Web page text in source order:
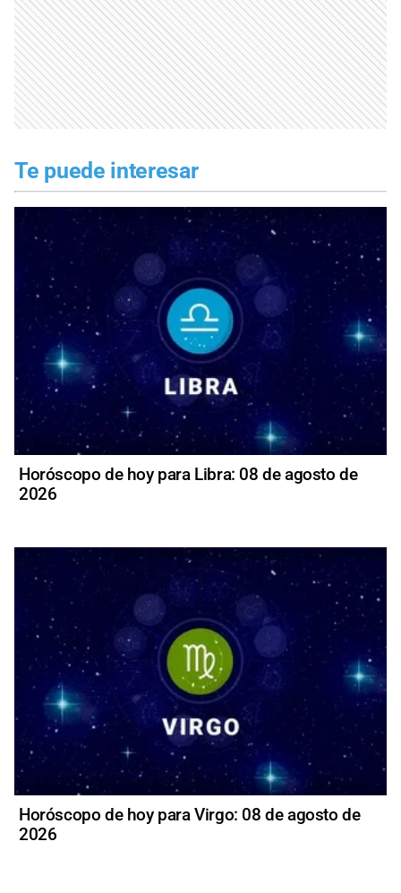
Te puede interesar
Horóscopo de hoy para Libra: 08 de agosto de
2026
Horóscopo de hoy para Virgo: 08 de agosto de
2026